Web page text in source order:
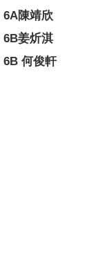
6A陳靖欣
6B姜炘淇
6B 何俊軒